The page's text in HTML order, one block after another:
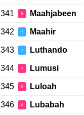
341 ♀ Maahjabeen
342 ♂ Maahir
343 ♂ Luthando
344 ♀ Lumusi
345 ♀ Luloah
346 ♀ Lubabah